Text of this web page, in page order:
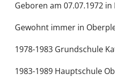
Geboren am 07.07.1972
Gewohnt immer in
1978-1983 Grundschule
1983-1989 Hauptschule